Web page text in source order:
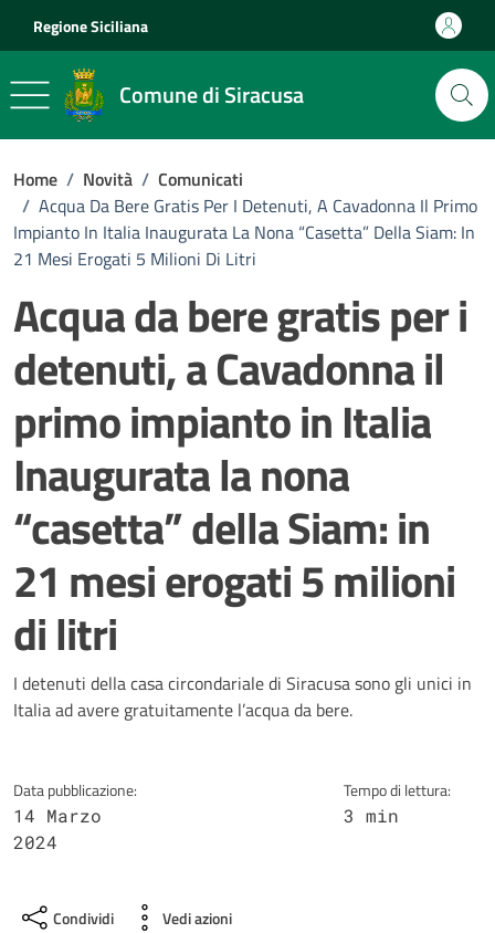
Regione Siciliana
Comune di Siracusa
Home / Novità / Comunicati
/ Acqua Da Bere Gratis Per I Detenuti, A Cavadonna Il Primo
Impianto In Italia Inaugurata La Nona “casetta” Della Siam: In
21 Mesi Erogati 5 Milioni Di Litri
Acqua da bere gratis per i
detenuti, a Cavadonna il
primo impianto in Italia
Inaugurata la nona
“casetta” della Siam: in
21 mesi erogati 5 milioni
di litri
Dettagli della notizia
I detenuti della casa circondariale di Siracusa sono gli unici in
Italia ad avere gratuitamente l’acqua da bere.
Data pubblicazione:
14 Marzo
2024
Tempo di lettura:
3 min
Condividi Vedi azioni